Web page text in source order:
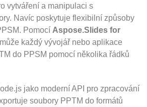
vytváření a manipulaci s
Navíc poskytuje flexibilní způsoby
Pomocí Aspose.Slides for
může každý vývojář nebo aplikace
do PPSM pomocí několika řádků
jako moderní API pro zpracování
soubory PPTM do formátů